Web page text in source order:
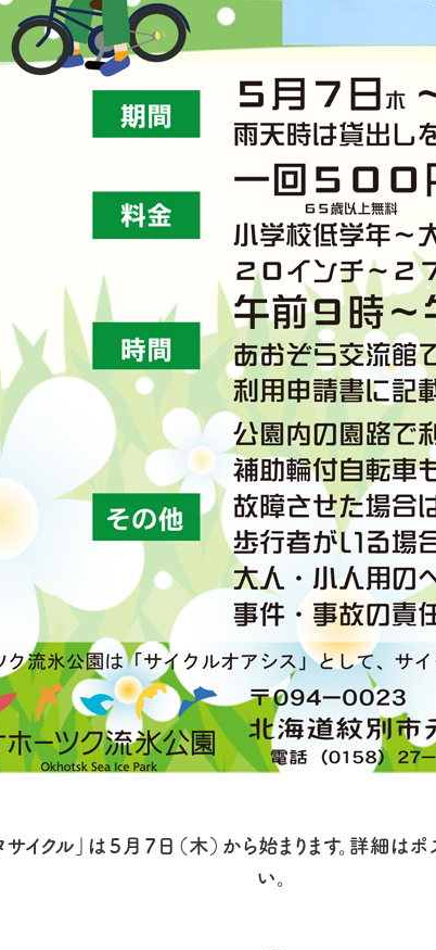
イクル」は５月７日（木）から始まります。詳細は
い。